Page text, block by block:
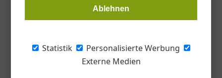
Ablehnen
Statistik
Personalisierte Werbung
Externe Medien
wie Kreislaufwirtschaft im Bau- und Projektgeschäft
funktionieren kann: Das Unternehmen hat erstmals
Umfang runderneuert und wieder eingebaut.